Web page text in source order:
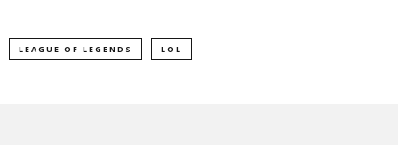
LEAGUE OF LEGENDS LOL